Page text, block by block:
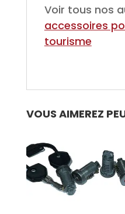
Voir tous nos
accessoires
tourisme
VOUS AIMEREZ